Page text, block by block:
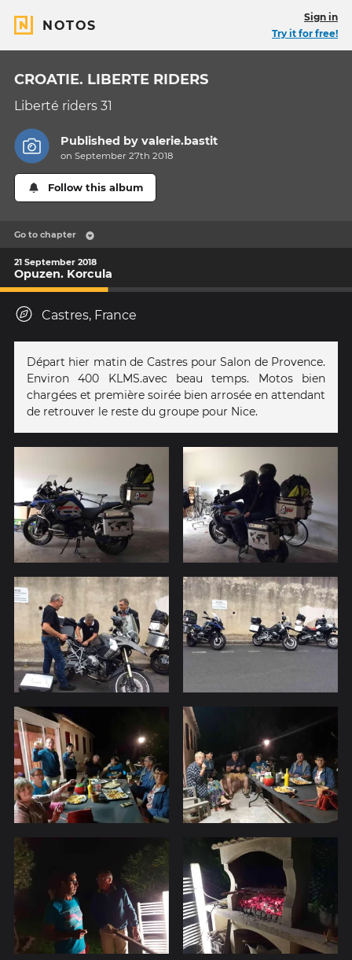
NOTOS
Sign in
Try it for free!
CROATIE. LIBERTE RIDERS
Liberté riders 31
Published byvalerie.bastit
on September 27th 2018
Follow this album
Go to chapter
21 September 2018
Opuzen. Korcula
Castres, France
Départ hier matin de Castres pour Salon de Provence.
Environ 400 KLMS.avec beau temps. Motos bien
chargées et première soirée bien arrosée en attendant
de retrouver le reste du groupe pour Nice.